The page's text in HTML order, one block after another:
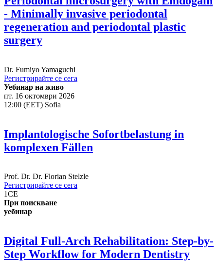
- Minimally invasive periodontal
regeneration and periodontal plastic
surgery
Dr. Fumiyo Yamaguchi
Регистрирайте се сега
Уебинар на живо
пт. 16 октомври 2026
12:00 (EET) Sofia
Implantologische Sofortbelastung in
komplexen Fällen
Prof. Dr. Dr. Florian Stelzle
Регистрирайте се сега
1CE
При поискване
уебинар
Digital Full-Arch Rehabilitation: Step-by-
Step Workflow for Modern Dentistry